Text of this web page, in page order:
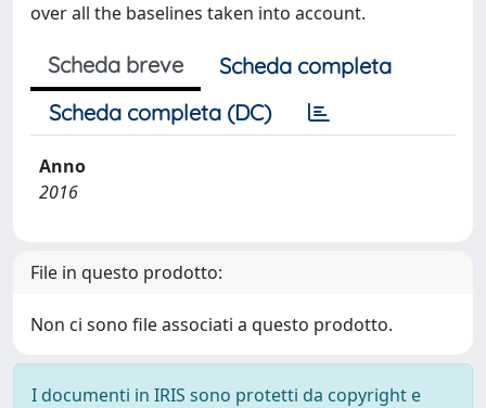
over all the baselines taken into account.
Scheda breve
Scheda completa
Scheda completa (DC)
Anno
2016
File in questo prodotto:
Non ci sono file associati a questo prodotto.
I documenti in IRIS sono protetti da copyright e